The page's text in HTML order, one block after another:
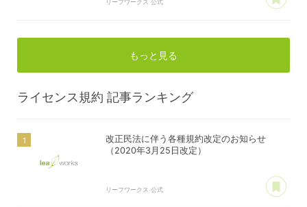
リーフワークス 公式
もっと見る
ライセンス規約 記事ランキング
改正民法に伴う各種規約改定のお知らせ
（2020年3月25日改定）
リーフワークス 公式